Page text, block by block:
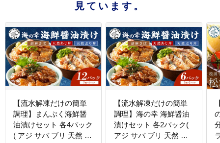
見ています。
【流水解凍だけの簡単
調理】まんぷく海鮮醤
油漬けセット 各4パック
( アジ サバ ブリ 天然 あ
【流水解凍だけの簡単
調理】海の幸 海鮮醤油
漬けセット 各2パック(
アジ サバ ブリ 天然 あ